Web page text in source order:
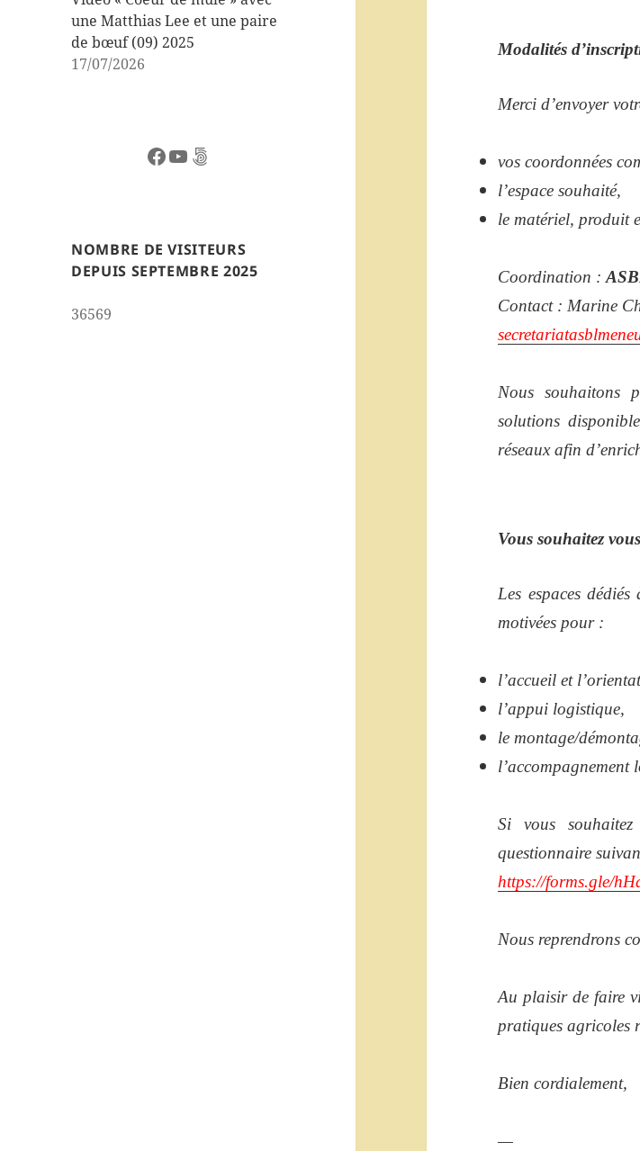
une Matthias Lee et une paire
de bœuf (09) 2025
17/07/2026
Facebook
YouTube
500px
NOMBRE DE VISITEURS
DEPUIS SEPTEMBRE 2025
36569
Modalités
Merci d’envoyer
vos coordonnées
l’espace souhaité,
le matériel, produit
Coordination :
Contact : Marine
Nous souhaitons
solutions
réseaux afin
Vous souhaitez
Les espaces
motivées pour :
l’accueil et
l’appui logistique,
le montage/
l’accompagnement
Si vous
questionnaire
https://forms.gle/
Nous reprendrons
Au plaisir de faire
pratiques agricoles
Bien cordialement,
—